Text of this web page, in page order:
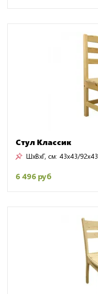
Стул Классик
ШxВxГ, см: 43x43/92x43
6 496 руб